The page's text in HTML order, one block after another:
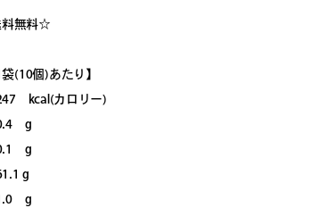
料無料☆
(10個)あたり】
kcal(カロリー)
g
g
g
g